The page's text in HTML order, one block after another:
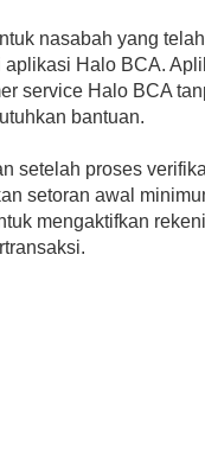
nasabah yang
Halo BCA.
service Halo BCA
bantuan.
setelah proses
setoran awal
mengaktifkan